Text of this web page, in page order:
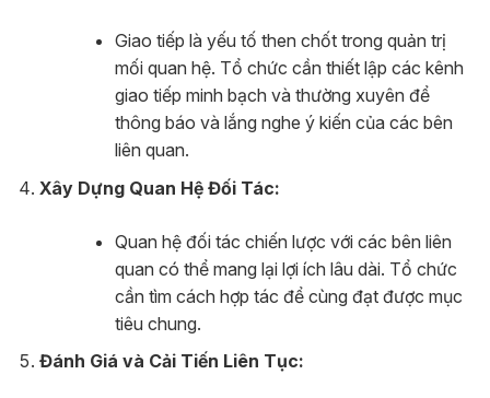
Giao tiếp là yếu tố then chốt trong quản trị
mối quan hệ. Tổ chức cần thiết lập các kênh
giao tiếp minh bạch và thường xuyên để
thông báo và lắng nghe ý kiến của các bên
liên quan.
Xây Dựng Quan Hệ Đối Tác:
Quan hệ đối tác chiến lược với các bên liên
quan có thể mang lại lợi ích lâu dài. Tổ chức
cần tìm cách hợp tác để cùng đạt được mục
tiêu chung.
Đánh Giá và Cải Tiến Liên Tục: